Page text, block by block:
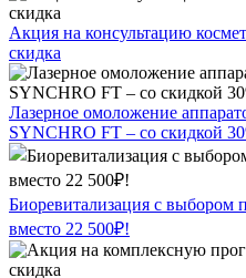
Акция на консультацию
скидка
Лазерное омоложение
SYNCHRO FT – со скидкой
Биоревитализация с выбором
вместо 22 500₽!